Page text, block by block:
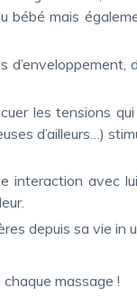
bébé mais
d’ailleurs…)
depuis sa vie in
massage !